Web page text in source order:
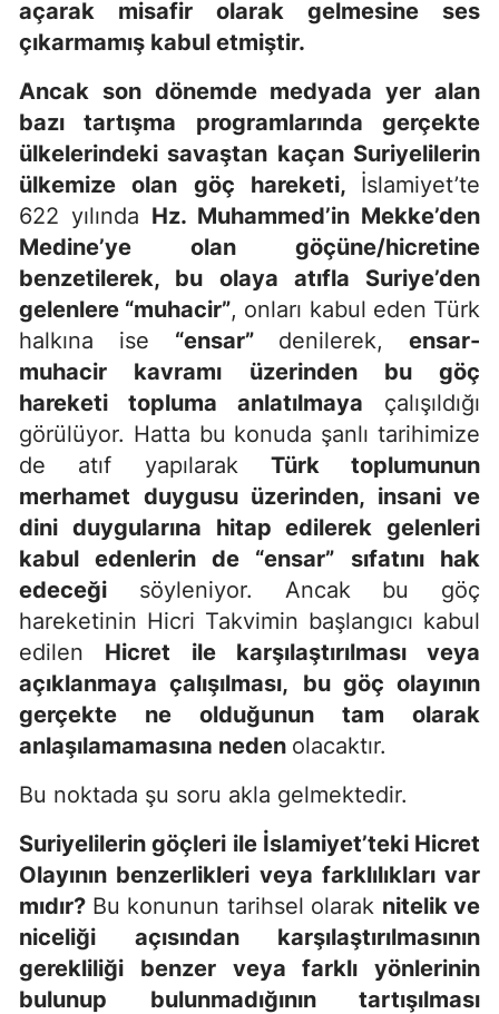
açarak misafir olarak gelmesine ses
çıkarmamış kabul etmiştir.
Ancak son dönemde medyada yer alan
bazı tartışma programlarında gerçekte
ülkelerindeki savaştan kaçan Suriyelilerin
ülkemize olan göç hareketi, İslamiyet’te
622 yılında Hz. Muhammed’in Mekke’den
Medine’ye olan göçüne/hicretine
benzetilerek, bu olaya atıfla Suriye’den
gelenlere “muhacir”, onları kabul eden Türk
halkına ise “ensar”denilerek, ensar-
muhacir kavramı üzerinden bu göç
hareketi topluma anlatılmaya çalışıldığı
görülüyor. Hatta bu konuda şanlı tarihimize
de atıf yapılarak Türk toplumunun
merhamet duygusu üzerinden, insani ve
dini duygularına hitap edilerek gelenleri
kabul edenlerin de “ensar”
sıfatını hak
edeceği söyleniyor. Ancak bu göç
hareketinin Hicri Takvimin başlangıcı kabul
edilen Hicret ile karşılaştırılması veya
açıklanmaya çalışılması,
bu göç olayının
gerçekte ne olduğunun tam olarak
anlaşılamamasına neden olacaktır.
Bu noktada şu soru akla gelmektedir.
Suriyelilerin göçleri ile İslamiyet’teki Hicret
Olayının benzerlikleri veya farklılıkları var
mıdır? Bu konunun tarihsel olarak nitelik ve
niceliği açısından karşılaştırılmasının
gerekliliği benzer veya farklı yönlerinin
bulunup bulunmadığının tartışılması